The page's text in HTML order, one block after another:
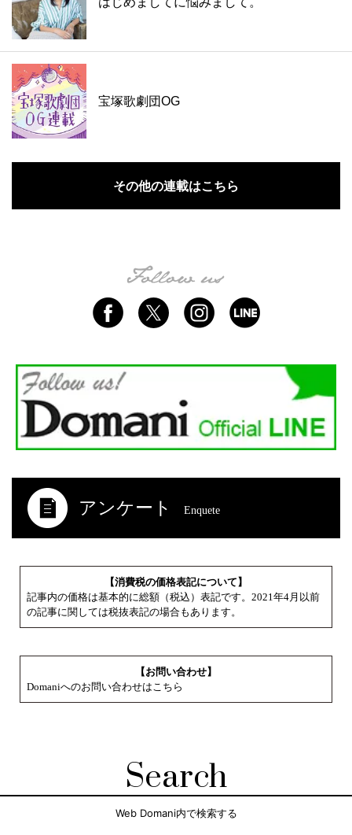
宝塚歌劇団OG
その他の連載はこちら
アンケート Enquete
【消費税の価格表記について】
記事内の価格は基本的に総額（税込）表記です。2021年4月以前
の記事に関しては税抜表記の場合もあります。
【お問い合わせ】
Domaniへのお問い合わせはこちら
Search
Web Domani内で検索する